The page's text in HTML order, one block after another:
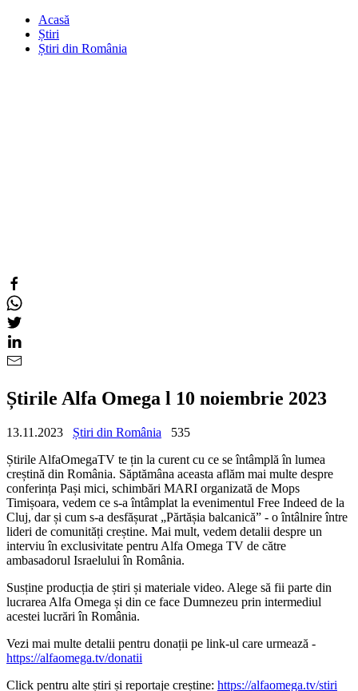
Acasă
Știri
Știri din România
Știrile Alfa Omega l 10 noiembrie 2023
13.11.2023 Știri din România
535
Știrile AlfaOmegaTV te țin la curent cu ce se întâmplă în lumea
creștină din România. Săptămâna aceasta aflăm mai multe despre
conferința Pași mici, schimbări MARI organizată de Mops
Timișoara, vedem ce s-a întâmplat la evenimentul Free Indeed de la
Cluj, dar și cum s-a desfășurat „Părtășia balcanică” - o întâlnire între
lideri de comunități creștine. Mai mult, vedem detalii despre un
interviu în exclusivitate pentru Alfa Omega TV de către
ambasadorul Israelului în România.
Susține producția de știri și materiale video. Alege să fii parte din
lucrarea Alfa Omega și din ce face Dumnezeu prin intermediul
acestei lucrări în România.
Vezi mai multe detalii pentru donații pe link-ul care urmează -
https://alfaomega.tv/donatii
Click pentru alte știri și reportaje creștine: https://alfaomega.tv/stiri